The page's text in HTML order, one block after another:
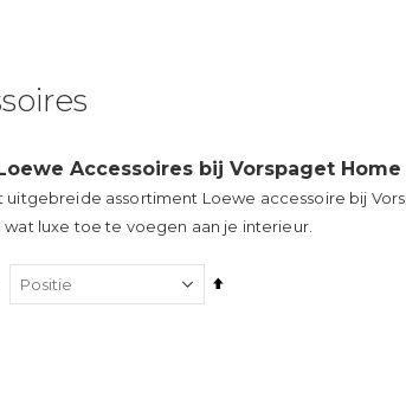
Accessoires bij Vorspaget Home
uitgebreide assortiment Loewe accessoire bij
luxe toe te voegen aan je interieur.
Van